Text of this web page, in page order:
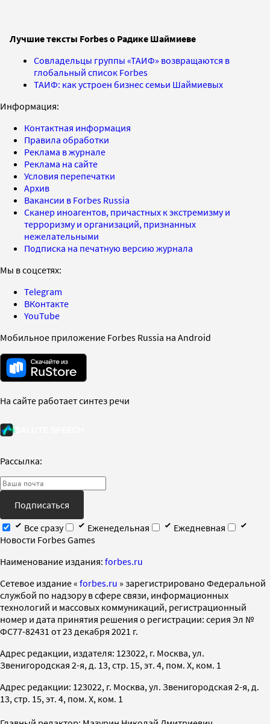
Лучшие тексты Forbes о Радике Шаймиеве
Совладельцы группы «ТАИФ» возвращаются в
глобальный список Forbes
ТАИФ: как устроен бизнес семьи Шаймиевых
Информация:
Контактная информация
Правила обработки
Реклама в журнале
Реклама на сайте
Условия перепечатки
Архив
Вакансии в Forbes Russia
Сканер иноагентов, причастных к экстремизму и
терроризму и организаций, признанных
нежелательными
Подписка на печатную версию журнала
Мы в соцсетях:
Telegram
ВКонтакте
YouTube
Мобильное приложение Forbes Russia на Android
На сайте работает синтез речи
Рассылка:
Подписаться
Все сразу
Еженедельная
Ежедневная
Новости Forbes Games
Наименование издания: forbes.ru
Cетевое издание « forbes.ru » зарегистрировано Федеральной
службой по надзору в сфере связи, информационных
технологий и массовых коммуникаций, регистрационный
номер и дата принятия решения о регистрации: серия Эл №
ФС77-82431 от 23 декабря 2021 г.
Адрес редакции, издателя: 123022, г. Москва, ул.
Звенигородская 2-я, д. 13, стр. 15, эт. 4, пом. X, ком. 1
Адрес редакции: 123022, г. Москва, ул. Звенигородская 2-я, д.
13, стр. 15, эт. 4, пом. X, ком. 1